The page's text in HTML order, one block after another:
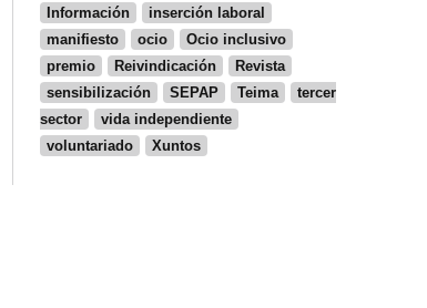
Información
inserción laboral
manifiesto
ocio
Ocio inclusivo
premio
Reivindicación
Revista
sensibilización
SEPAP Teima
tercer
sector
vida independiente
voluntariado
Xuntos